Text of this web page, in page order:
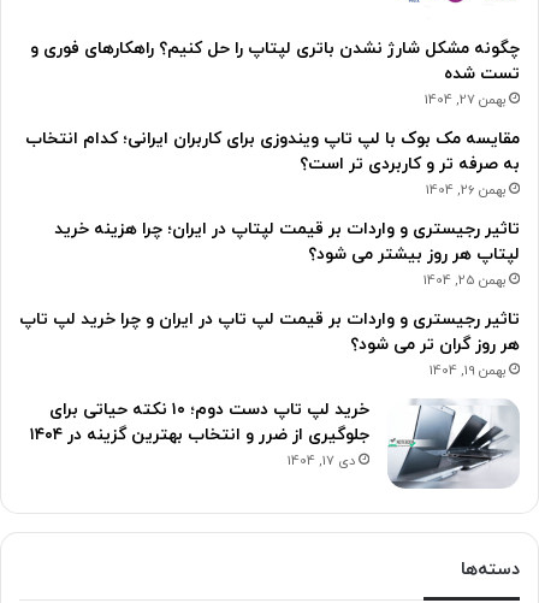
چگونه مشکل شارژ نشدن باتری لپتاپ را حل کنیم؟ راهکارهای فوری و
تست شده
بهمن 27, 1404
مقایسه مک بوک با لپ تاپ ویندوزی برای کاربران ایرانی؛ کدام انتخاب
به صرفه تر و کاربردی تر است؟
بهمن 26, 1404
تاثیر رجیستری و واردات بر قیمت لپتاپ در ایران؛ چرا هزینه خرید
لپتاپ هر روز بیشتر می شود؟
بهمن 25, 1404
تاثیر رجیستری و واردات بر قیمت لپ تاپ در ایران و چرا خرید لپ تاپ
هر روز گران تر می شود؟
بهمن 19, 1404
خرید لپ تاپ دست دوم؛ ۱۰ نکته حیاتی برای
جلوگیری از ضرر و انتخاب بهترین گزینه در ۱۴۰۴
دی 17, 1404
دسته‌ها